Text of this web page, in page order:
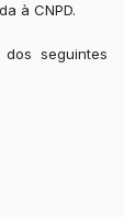
à CNPD.
seguintes